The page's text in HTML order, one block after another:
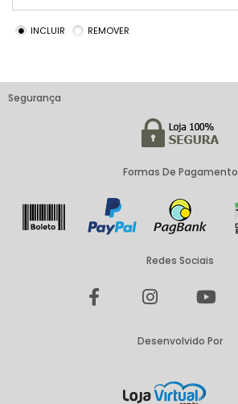
INCLUIR REMOVER
Segurança
Formas De Pagamento
Redes Sociais
Desenvolvido Por